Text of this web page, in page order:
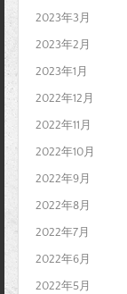
2023年3月
2023年2月
2023年1月
2022年12月
2022年11月
2022年10月
2022年9月
2022年8月
2022年7月
2022年6月
2022年5月